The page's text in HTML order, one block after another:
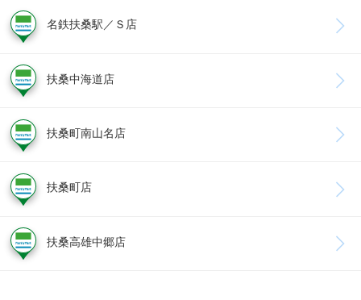
名鉄扶桑駅／Ｓ店
扶桑中海道店
扶桑町南山名店
扶桑町店
扶桑高雄中郷店